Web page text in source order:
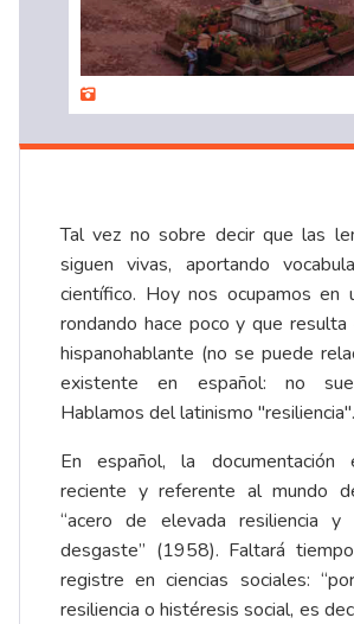
Tal vez no sobre decir que las
siguen vivas, aportando
científico. Hoy nos ocupamos en
rondando hace poco y que resulta
hispanohablante (no se puede
existente en español: no
Hablamos del latinismo "resiliencia".
En español, la
reciente y referente al mundo
“acero de elevada resiliencia y
desgaste” (1958). Faltará
registre en ciencias sociales:
resiliencia o histéresis social, es